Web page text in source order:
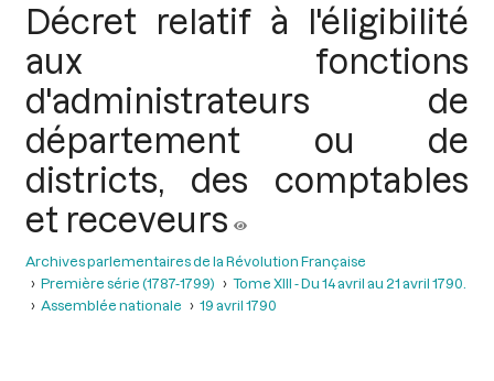
Décret relatif à l'éligibilité
aux fonctions
d'administrateurs de
département ou de
districts, des comptables
et receveurs
Archives parlementaires de la Révolution Française
Première série (1787-1799)
Tome XIII - Du 14 avril au 21 avril 1790.
Assemblée nationale
19 avril 1790